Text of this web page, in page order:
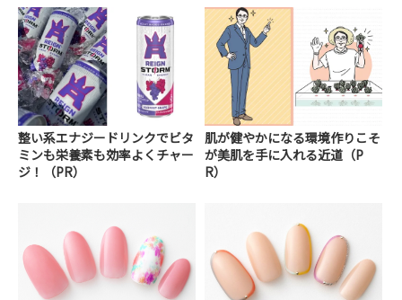
整い系エナジードリンクでビタ
ミンも栄養素も効率よくチャー
ジ！（PR）
肌が健やかになる環境作りこそ
が美肌を手に入れる近道（P
R）